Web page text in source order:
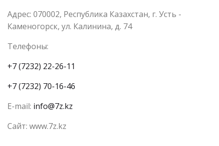
Адрес: 070002, Республика Казахстан, г. Усть -
Каменогорск, ул. Калинина, д. 74
Телефоны:
+7 (7232) 22-26-11
+7 (7232) 70-16-46
E-mail: info@7z.kz
Сайт: www.7z.kz